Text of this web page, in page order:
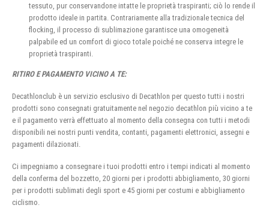
tessuto, pur conservandone intatte le proprietà traspiranti; ciò lo rende il
prodotto ideale in partita. Contrariamente alla tradizionale tecnica del
flocking, il processo di sublimazione garantisce una omogeneità
palpabile ed un comfort di gioco totale poiché ne conserva integre le
proprietà traspiranti.
RITIRO E PAGAMENTO VICINO A TE:
Decathlonclub è un servizio esclusivo di Decathlon per questo tutti i nostri
prodotti sono consegnati gratuitamente nel negozio decathlon più vicino a te
e il pagamento verrà effettuato al momento della consegna con tutti i metodi
disponibili nei nostri punti vendita, contanti, pagamenti elettronici, assegni e
pagamenti dilazionati.
Ci impegniamo a consegnare i tuoi prodotti entro i tempi indicati al momento
della conferma del bozzetto, 20 giorni per i prodotti abbigliamento, 30 giorni
per i prodotti sublimati degli sport e 45 giorni per costumi e abbigliamento
ciclismo.